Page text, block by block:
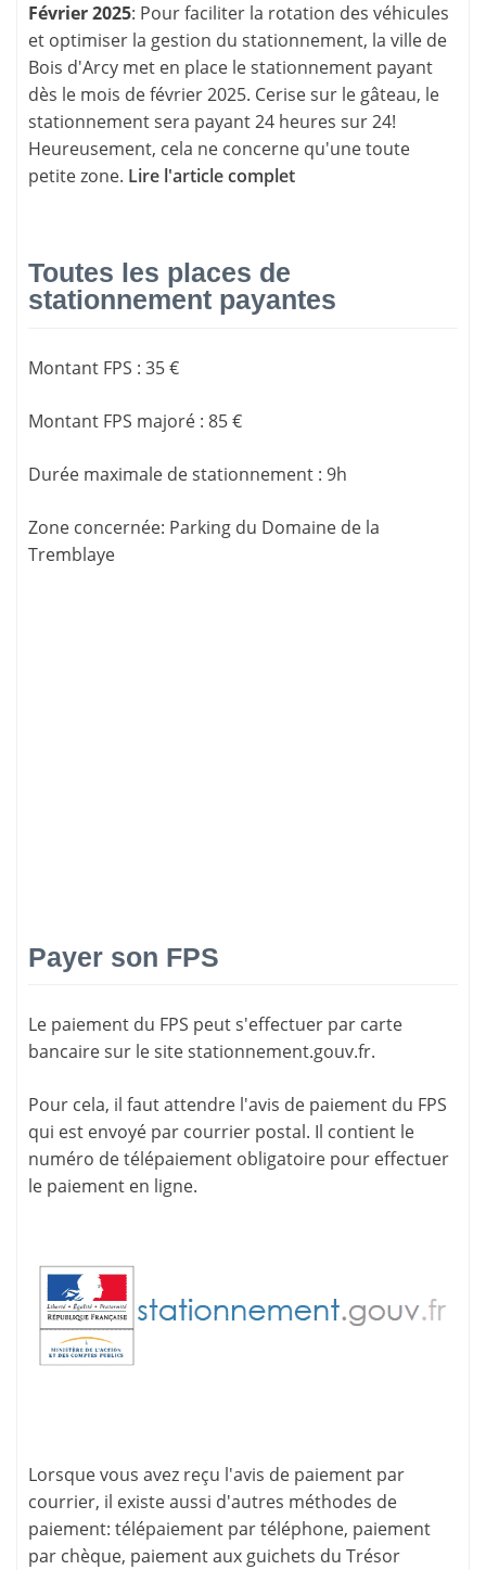
Février 2025: Pour faciliter la rotation des véhicules
et optimiser la gestion du stationnement, la ville de
Bois d'Arcy met en place le stationnement payant
dès le mois de février 2025. Cerise sur le gâteau, le
stationnement sera payant 24 heures sur 24!
Heureusement, cela ne concerne qu'une toute
petite zone. Lire l'article complet
Toutes les places de
stationnement payantes
Montant FPS : 35 €
Montant FPS majoré : 85 €
Durée maximale de stationnement : 9h
Zone concernée: Parking du Domaine de la
Tremblaye
Payer son FPS
Le paiement du FPS peut s'effectuer par carte
bancaire sur le sitestationnement.gouv.fr.
Pour cela, il faut attendre l'avis de paiement du FPS
qui est envoyé par courrier postal. Il contient le
numéro de télépaiement obligatoire pour effectuer
le paiement en ligne.
Lorsque vous avez reçu l'avis de paiement par
courrier, il existe aussi d'autres méthodes de
paiement: télépaiement par téléphone, paiement
par chèque, paiement aux guichets du Trésor